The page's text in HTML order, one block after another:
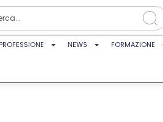
PROFESSIONE NEWS FORMAZIONE